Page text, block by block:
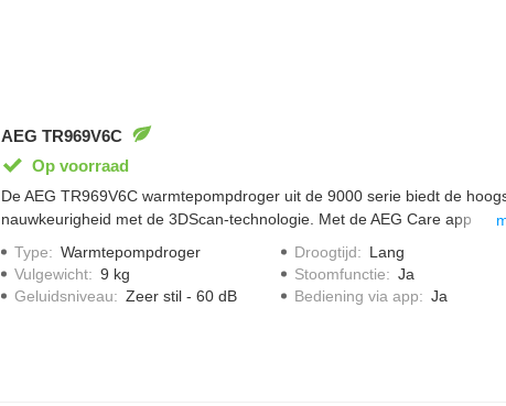
AEG TR969V6C
Op voorraad
De AEG TR969V6C warmtepompdroger uit de 9000 serie biedt de
nauwkeurigheid met de 3DScan-technologie. Met de AEG Care app
droogt moeiteloos en gelijkmatig synthetische en katoenen
door elkaar. De temperatuur en beweging van de droogtrommel wordt
Type: Warmtepompdroger
Vulgewicht: 9 kg
Geluidsniveau: Zeer stil - 60 dB
Droogtijd: Lang
Stoomfunctie: Ja
Bediening via app: Ja